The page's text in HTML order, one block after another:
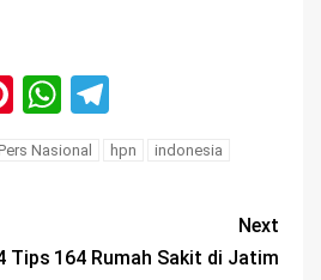
Pinterest
WhatsApp
Nasional hpn
indonesia
Tips
Next
164 Rumah Sakit di Jatim